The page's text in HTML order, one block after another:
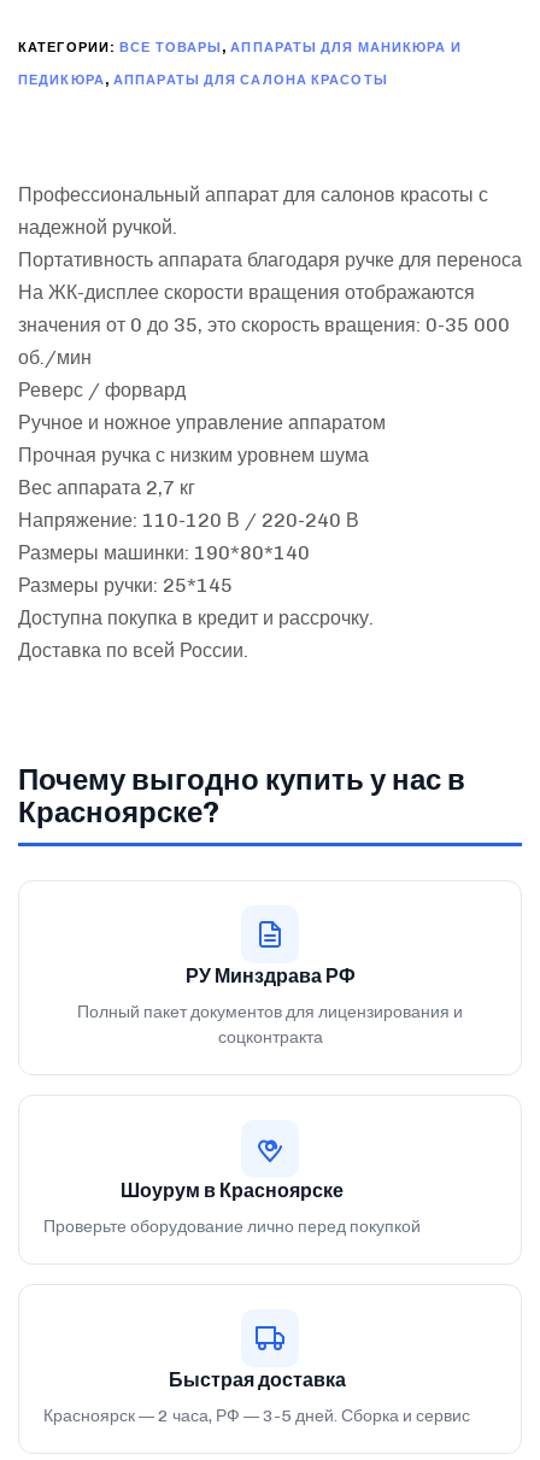
КАТЕГОРИИ: ВСЕ ТОВАРЫ ,АППАРАТЫ ДЛЯ МАНИКЮРА И
ПЕДИКЮРА,АППАРАТЫ ДЛЯ САЛОНА КРАСОТЫ
Профессиональный аппарат для салонов красоты с
надежной ручкой.
Портативность аппарата благодаря ручке для переноса
На ЖК-дисплее скорости вращения отображаются
значения от 0 до 35, это скорость вращения: 0-35 000
об./мин
Реверс / форвард
Ручное и ножное управление аппаратом
Прочная ручка с низким уровнем шума
Вес аппарата 2,7 кг
Напряжение: 110-120 В / 220-240 В
Размеры машинки: 190*80*140
Размеры ручки: 25*145
Доступна покупка в кредит и рассрочку.
Доставка по всей России.
Почему выгодно купить у нас в
Красноярске?
РУ Минздрава РФ
Полный пакет документов для лицензирования и
соцконтракта
Шоурум в Красноярске
Проверьте оборудование лично перед покупкой
Быстрая доставка
Красноярск — 2 часа, РФ — 3-5 дней. Сборка и сервис